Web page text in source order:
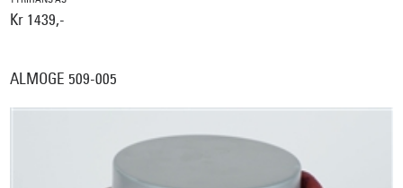
Kr 1439,-
ALMOGE 509-005